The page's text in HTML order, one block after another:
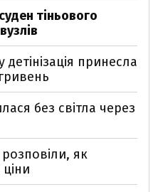
тіньового
принесла
без світла через
розповіли, як